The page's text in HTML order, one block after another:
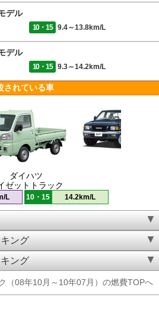
デル
10・15 9.4～13.8km/L
デル
10・15 9.3～14.2km/L
されている車
ダイハツ
ゼットトラック
L 10・15 14.2km/L
ング
ング
（08年10月～10年07月）の燃費TOPへ